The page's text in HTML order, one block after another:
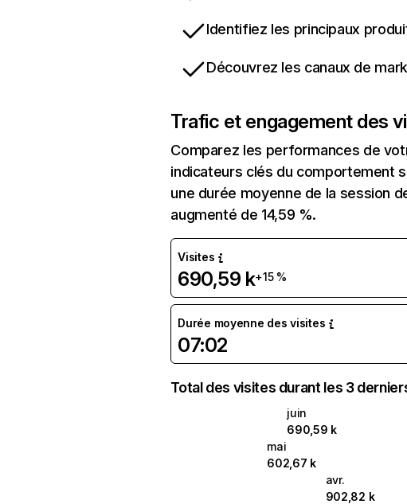
Identifiez les principaux
Découvrez les canaux de
Trafic et engagement des
Comparez les performances de
indicateurs clés du comportement
une durée moyenne de la session
augmenté de 14,59 %.
Visites
690,59 k+15 %
Durée moyenne des visites
07:02
Total des visites durant les 3
juin
690,59 k
mai
602,67 k
avr.
902,82 k